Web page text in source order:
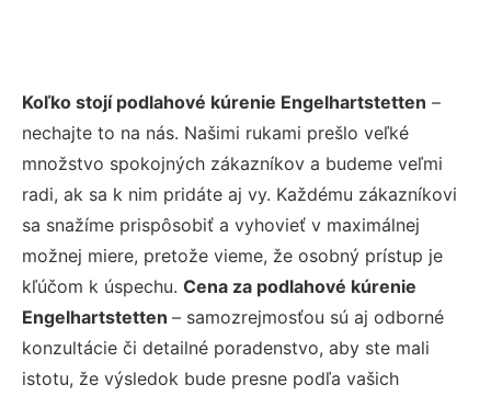
Koľko stojí podlahové kúrenie Engelhartstetten –
nechajte to na nás. Našimi rukami prešlo veľké
množstvo spokojných zákazníkov a budeme veľmi
radi, ak sa k nim pridáte aj vy. Každému zákazníkovi
sa snažíme prispôsobiť a vyhovieť v maximálnej
možnej miere, pretože vieme, že osobný prístup je
kľúčom k úspechu. Cena za podlahové kúrenie
Engelhartstetten – samozrejmosťou sú aj odborné
konzultácie či detailné poradenstvo, aby ste mali
istotu, že výsledok bude presne podľa vašich